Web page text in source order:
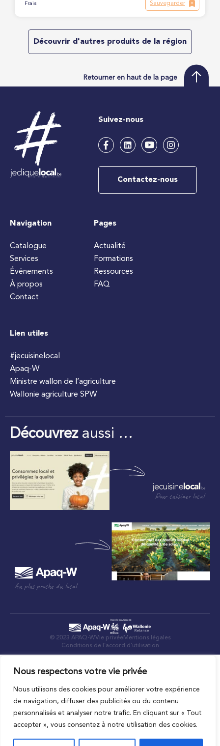
Nous respectons votre vie privée
Nous utilisons des cookies pour améliorer votre expérience
de navigation, diffuser des publicités ou du contenu
personnalisés et analyser notre trafic. En cliquant sur « Tout
accepter », vous consentez à notre utilisation des cookies.
Frais Sauvegarder
Découvrir d'autres produits de la région
Retourner en haut de la page
Suivez-nous
Contactez-nous
Navigation
Catalogue
Services
Événements
À propos
Contact
Pages
Actualité
Formations
Ressources
FAQ
Lien utiles
#jecuisinelocal
Apaq-W
Ministre wallon de l’agriculture
Wallonie agriculture SPW
Découvrezaussi …
Pour cuisiner local
Au plus proche du local
© 2023 APAQ-WVie privée Mentions légales
Conditions de l’accord d’utilisation